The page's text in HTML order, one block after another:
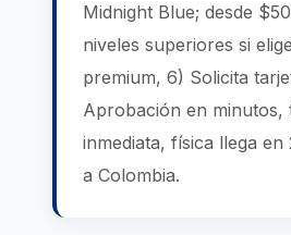
Midnight Blue; desde
niveles superiores si
premium, 6) Solicita
Aprobación en minutos,
inmediata, física llega en
a Colombia.